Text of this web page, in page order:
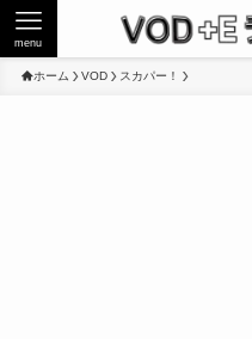
menu
ホーム VOD スカパー！